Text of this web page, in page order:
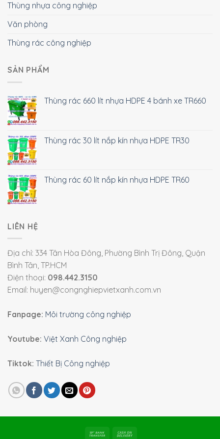
Thùng nhựa công nghiệp
Văn phòng
Thùng rác công nghiệp
SẢN PHẨM
Thùng rác 660 lít nhựa HDPE 4 bánh xe TR660
Thùng rác 30 lít nắp kín nhựa HDPE TR30
Thùng rác 60 lít nắp kín nhựa HDPE TR60
LIÊN HỆ
Địa chỉ: 334 Tân Hòa Đông, Phường Bình Trị Đông, Quận
Bình Tân, TP.HCM
Điện thoại: 098.442.3150
Email: huyen@congnghiepvietxanh.com.vn
Fanpage: Môi trường công nghiệp
Youtube: Việt Xanh Công nghiệp
Tiktok: Thiết Bị Công nghiệp